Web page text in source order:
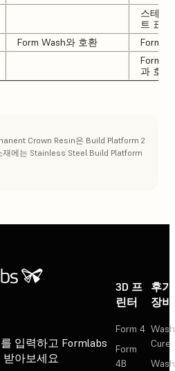
스테인
트 표면
Form Wash와 호환
Form
과 호환
Crown Resin은 Build Platform 2
재에는 Stainless Steel Build Platform
입력하고 Formlabs
아보세요
3D 프
린터
Form 4
Form
4B
후
장비
Cure